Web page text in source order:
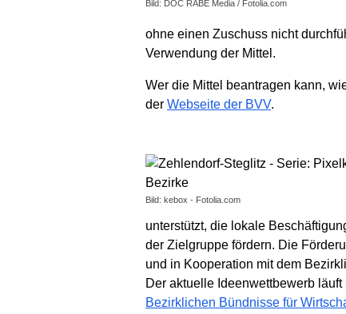
Bild: DOC RABE Media / Fotolia.com
ohne einen Zuschuss nicht
Verwendung der Mittel.
Wer die Mittel beantragen kann,
der Webseite der BVV.
Bild: kebox - Fotolia.com
unterstützt, die lokale
der Zielgruppe fördern. Die
und in Kooperation mit dem
Der aktuelle Ideenwettbewerb
Bezirklichen Bündnisse für